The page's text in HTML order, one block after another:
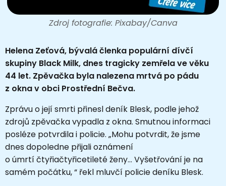
Zdroj fotografie: Pixabay/Canva
Helena Zeťová, bývalá členka populární dívčí
skupiny Black Milk, dnes tragicky zemřela ve věku
44 let. Zpěvačka byla nalezena mrtvá po pádu
z okna v obci Prostřední Bečva.
Zprávu o její smrti přinesl deník Blesk, podle jehož
zdrojů zpěvačka vypadla z okna. Smutnou informaci
posléze potvrdila i policie. „Mohu potvrdit, že jsme
dnes dopoledne přijali oznámení
o úmrtí čtyřiačtyřicetileté ženy... Vyšetřování je na
samém počátku, “ řekl mluvčí policie deníku Blesk.